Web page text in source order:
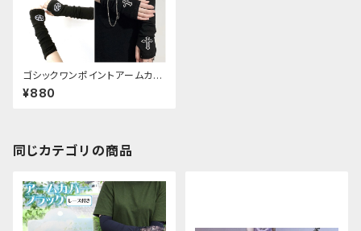
ゴシックワンポイントアームカバ
ー
¥880
同じカテゴリの商品